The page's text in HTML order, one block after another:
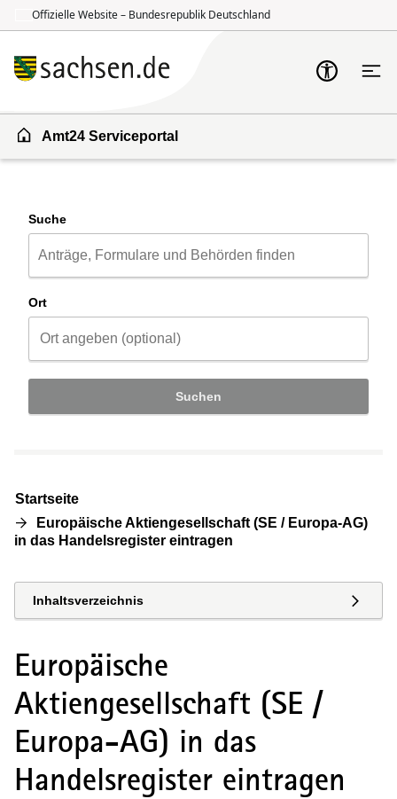
Offizielle Website – Bundesrepublik Deutschland
Amt24 Serviceportal
Suche
Ort
Suchen
Startseite
Europäische Aktiengesellschaft (SE / Europa-AG)
in das Handelsregister eintragen
Inhaltsverzeichnis
Europäische
Aktiengesellschaft (SE /
Europa-AG) in das
Handelsregister eintragen